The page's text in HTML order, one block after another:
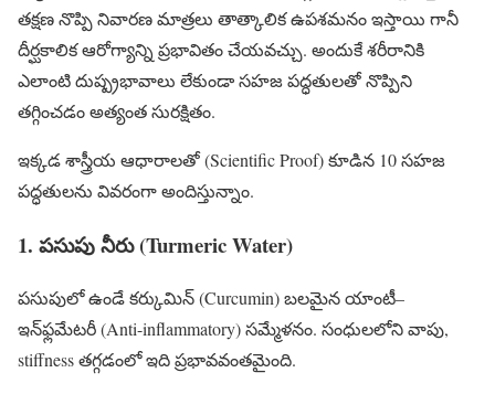
తక్షణ నొప్పి నివారణ మాత్రలు తాత్కాలిక ఉపశమనం ఇస్తాయి గానీ
దీర్ఘకాలిక ఆరోగ్యాన్ని ప్రభావితం చేయవచ్చు. అందుకే శరీరానికి
ఎలాంటి దుష్ప్రభావాలు లేకుండా సహజ పద్ధతులతో నొప్పిని
తగ్గించడం అత్యంత సురక్షితం.
ఇక్కడ శాస్త్రీయ ఆధారాలతో (Scientific Proof) కూడిన 10 సహజ
పద్ధతులను వివరంగా అందిస్తున్నాం.
1. పసుపు నీరు (Turmeric Water)
పసుపులో ఉండే కర్కుమిన్ (Curcumin) బలమైన యాంటీ–
ఇన్‌ఫ్లమేటరీ (Anti-inflammatory) సమ్మేళనం. సంధులలోని వాపు,
stiffness తగ్గడంలో ఇది ప్రభావవంతమైంది.